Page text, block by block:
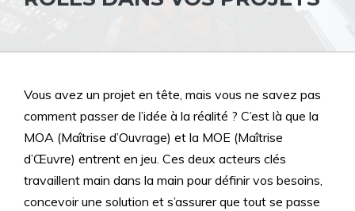
Vous avez un projet en tête, mais vous ne savez pas
comment passer de l’idée à la réalité ? C’est là que la
MOA (Maîtrise d’Ouvrage) et la MOE (Maîtrise
d’Œuvre) entrent en jeu. Ces deux acteurs clés
travaillent main dans la main pour définir vos besoins,
concevoir une solution et s’assurer que tout se passe